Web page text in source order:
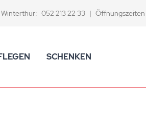
Winterthur: 052 213 22 33 | Öffnungszeiten
SCHENKEN